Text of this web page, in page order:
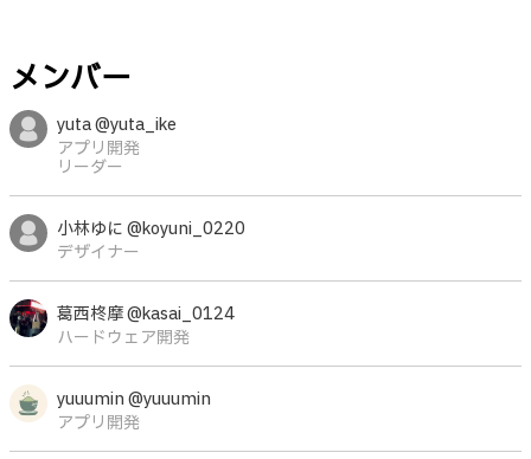
メンバー
yuta @yuta_ike
アプリ開発
リーダー
小林ゆに @koyuni_0220
デザイナー
葛西柊摩 @kasai_0124
ハードウェア開発
yuuumin @yuuumin
アプリ開発